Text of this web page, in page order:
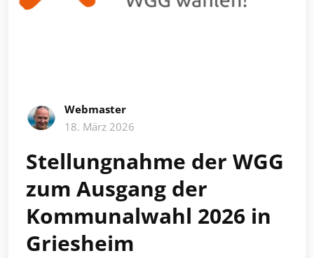
Webmaster
18. März 2026
Stellungnahme der WGG
zum Ausgang der
Kommunalwahl 2026 in
Griesheim